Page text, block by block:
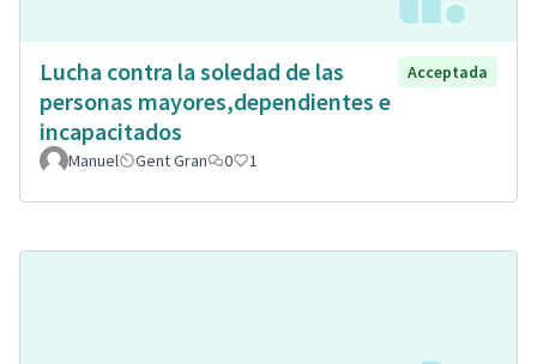
Lucha contra la soledad de las
personas mayores,dependientes e
incapacitados
Acceptada
Manuel Gent Gran 0 1